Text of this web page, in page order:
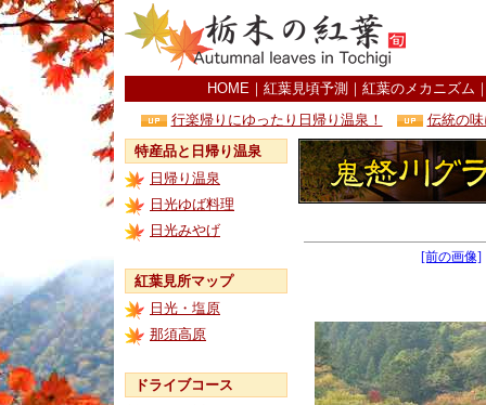
HOME ｜ 紅葉見頃予測 ｜ 紅葉のメカニズム
行楽帰りにゆったり日帰り温泉！
伝統の
特産品と日帰り温泉
日帰り温泉
日光ゆば料理
日光みやげ
紅葉見所マップ
日光・塩原
那須高原
ドライブコース
[前の画像]